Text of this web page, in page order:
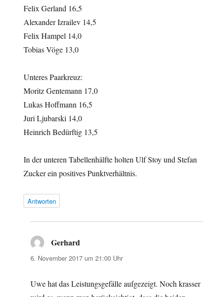
Felix Gerland 16,5
Alexander Izrailev 14,5
Felix Hampel 14,0
Tobias Vöge 13,0
Unteres Paarkreuz:
Moritz Gentemann 17,0
Lukas Hoffmann 16,5
Juri Ljubarski 14,0
Heinrich Bedürftig 13,5
In der unteren Tabellenhälfte holten Ulf Stoy und Stefan
Zucker ein positives Punktverhältnis.
Antworten
Gerhard
6. November 2017 um 21:00 Uhr
Uwe hat das Leistungsgefälle aufgezeigt. Noch krasser